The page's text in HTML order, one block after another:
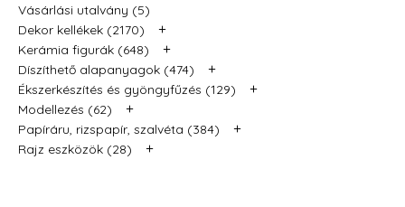
Vásárlási utalvány (5)
Dekor kellékek (2170)
+
Kerámia figurák (648) +
Díszíthető alapanyagok (474) +
Ékszerkészítés és gyöngyfűzés (129) +
Modellezés (62) +
Papíráru, rizspapír, szalvéta (384) +
Rajz eszközök (28) +